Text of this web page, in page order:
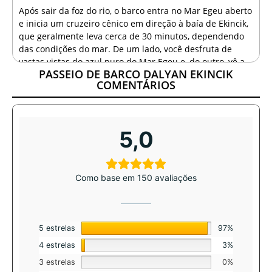
Após sair da foz do rio, o barco entra no Mar Egeu aberto
e inicia um cruzeiro cênico em direção à baía de Ekincik,
que geralmente leva cerca de 30 minutos, dependendo
das condições do mar. De um lado, você desfruta de
vastas vistas do azul puro do Mar Egeu e, do outro, vê a
costa intocada e as colinas arborizadas entre Dalyan e
Ekincik. Durante este segmento, os hóspedes podem
relaxar no deck com chá, café ou refrigerantes e
viagem suave, adequada mesmo para hóspedes que
preferem uma experiência marítima relaxada e
Natação na Caverna Azul de
A primeira grande parada para natação é geralmente na
famosa Caverna Azul de Ekincik, uma caverna marinha
natural conhecida por suas águas azuis profundas e
cristalinas e suas dramáticas formações rochosas. O
PASSEIO DE BARCO DALYAN EKINCIK
COMENTÁRIOS
5,0
Como base em 150 avaliações
5 estrelas
97%
4 estrelas
3%
3 estrelas
0%